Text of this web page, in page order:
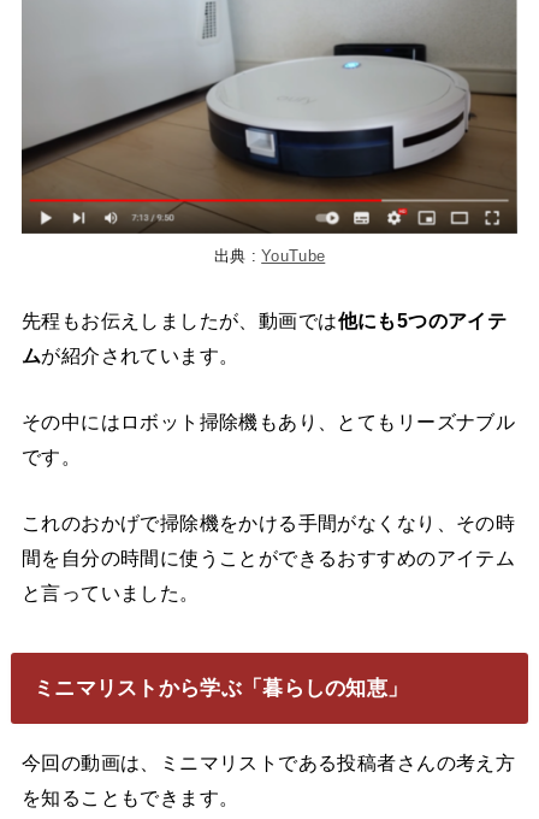
出典 :YouTube
先程もお伝えしましたが、動画では他にも5つのアイテ
ムが紹介されています。
その中にはロボット掃除機もあり、とてもリーズナブル
です。
これのおかげで掃除機をかける手間がなくなり、その時
間を自分の時間に使うことができるおすすめのアイテム
と言っていました。
ミニマリストから学ぶ「暮らしの知恵」
今回の動画は、ミニマリストである投稿者さんの考え方
を知ることもできます。